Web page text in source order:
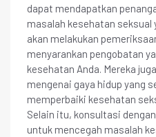
dapat mendapatkan
masalah kesehatan seksual
akan melakukan
menyarankan pengobatan
kesehatan Anda. Mereka
mengenai gaya hidup yang
memperbaiki kesehatan
Selain itu, konsultasi
untuk mencegah masalah